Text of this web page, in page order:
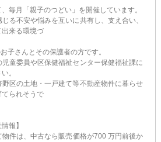
毎月「親子のつどい」を開催しています。
る不安や悩みを互いに共有し、支え合い、
来る環境づ
子さんとその保護者の方です。
童委員や区保健福祉センター保健福祉課に
。
区の土地・一戸建て等不動産物件に暮らせ
られそうで
報】
件は、中古なら販売価格が700 万円前後か